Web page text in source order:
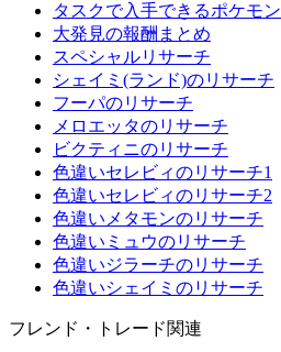
タスクで入手できるポケモン
大発見の報酬まとめ
スペシャルリサーチ
シェイミ(ランド)のリサーチ
フーパのリサーチ
メロエッタのリサーチ
ビクティニのリサーチ
色違いセレビィのリサーチ1
色違いセレビィのリサーチ2
色違いメタモンのリサーチ
色違いミュウのリサーチ
色違いジラーチのリサーチ
色違いシェイミのリサーチ
フレンド・トレード関連